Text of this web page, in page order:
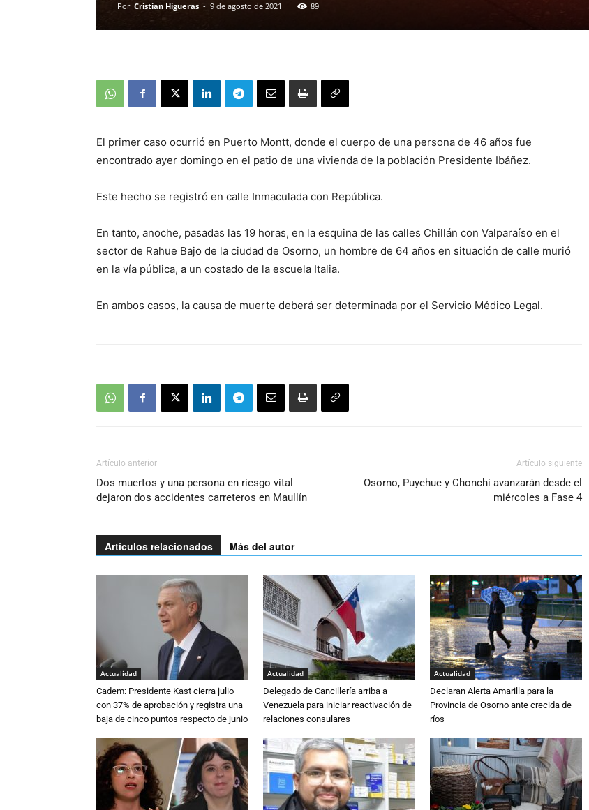
Por Cristian Higueras - 9 de agosto de 2021 89
El primer caso ocurrió en Puerto Montt, donde el cuerpo de una persona de 46 años fue
encontrado ayer domingo en el patio de una vivienda de la población Presidente Ibáñez.
Este hecho se registró en calle Inmaculada con República.
En tanto, anoche, pasadas las 19 horas, en la esquina de las calles Chillán con Valparaíso en el
sector de Rahue Bajo de la ciudad de Osorno, un hombre de 64 años en situación de calle murió
en la vía pública, a un costado de la escuela Italia.
En ambos casos, la causa de muerte deberá ser determinada por el Servicio Médico Legal.
Artículo anterior
Dos muertos y una persona en riesgo vital
dejaron dos accidentes carreteros en Maullín
Artículo siguiente
Osorno, Puyehue y Chonchi avanzarán desde el
miércoles a Fase 4
Artículos relacionados Más del autor
Actualidad
Cadem: Presidente Kast cierra julio
con 37% de aprobación y registra una
baja de cinco puntos respecto de junio
Actualidad
Delegado de Cancillería arriba a
Venezuela para iniciar reactivación de
relaciones consulares
Actualidad
Declaran Alerta Amarilla para la
Provincia de Osorno ante crecida de
ríos